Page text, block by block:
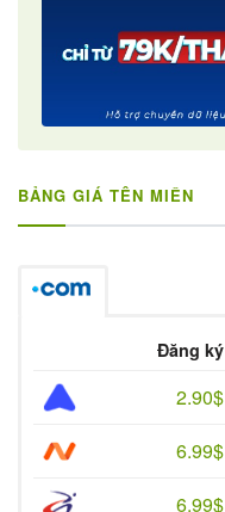
BẢNG GIÁ TÊN MIỀN
Đăng ký
2.90$
6.99$
6.99$